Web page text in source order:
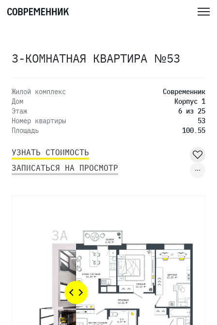
3-КОМНАТНАЯ КВАРТИРА №53
Жилой комплекс
Современник
Дом
Корпус 1
Этаж
6 из 25
Номер квартиры
53
Площадь
100.55
УЗНАТЬ СТОИМОСТЬ
ЗАПИСАТЬСЯ НА ПРОСМОТР